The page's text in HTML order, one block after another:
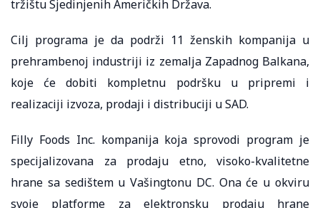
tržištu Sjedinjenih Američkih Država.
Cilj programa je da podrži 11 ženskih kompanija u
prehrambenoj industriji iz zemalja Zapadnog Balkana,
koje će dobiti kompletnu podršku u pripremi i
realizaciji izvoza, prodaji i distribuciji u SAD.
Filly Foods Inc. kompanija koja sprovodi program je
specijalizovana za prodaju etno, visoko-kvalitetne
hrane sa sedištem u Vašingtonu DC. Ona će u okviru
svoje platforme za elektronsku prodaju hrane